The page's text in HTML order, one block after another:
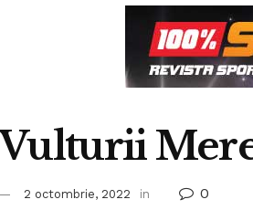
2 octombrie, 2022 in 0